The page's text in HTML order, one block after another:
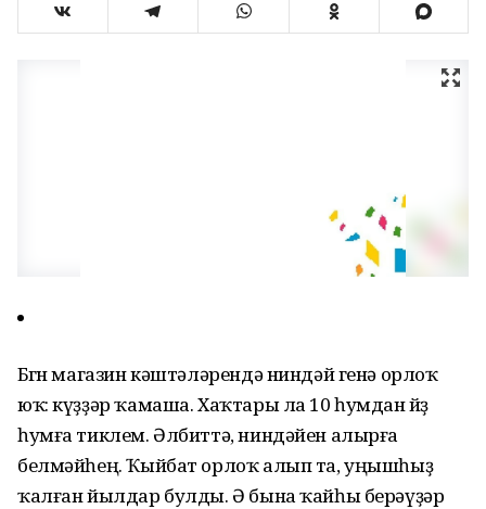
Бөгөн магазин кәштәләрендә ниндәй генә орлоҡ
юҡ: күҙҙәр ҡамаша. Хаҡтары ла 10 һумдан йөҙ
һумға тиклем. Әлбиттә, ниндәйен алырға
белмәйһең. Ҡыйбат орлоҡ алып та, уңышһыҙ
ҡалған йылдар булды. Ә бына ҡайһы берәүҙәр